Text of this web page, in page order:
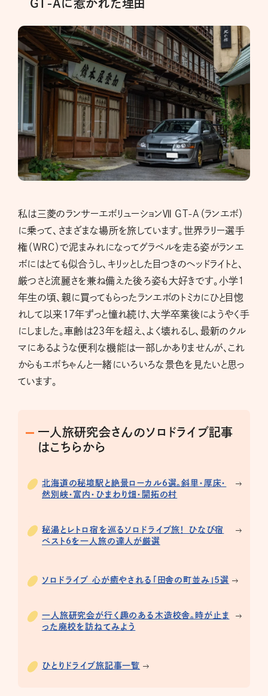
GT-Aに惹かれた理由
私は三菱のランサーエボリューションⅦ GT-A（ランエボ）
に乗って、さまざまな場所を旅しています。世界ラリー選手
権（WRC）で泥まみれになってグラベルを走る姿がランエ
ボにはとても似合うし、キリッとした目つきのヘッドライトと、
厳つさと流麗さを兼ね備えた後ろ姿も大好きです。小学1
年生の頃、親に買ってもらったランエボのトミカにひと目惚
れして以来17年ずっと憧れ続け、大学卒業後にようやく手
にしました。車齢は23年を超え、よく壊れるし、最新のクル
マにあるような便利な機能は一部しかありませんが、これ
からもエボちゃんと一緒にいろいろな景色を見たいと思っ
ています。
一人旅研究会さんのソロドライブ記事
はこちらから
北海道の秘境駅と絶景ローカル6選。斜里・厚床・
然別峡・富内・ひまわり畑・開拓の村
秘湯とレトロ宿を巡るソロドライブ旅！ ひなび宿
ベスト6を一人旅の達人が厳選
ソロドライブ 心が癒やされる「田舎の町並み」5選
一人旅研究会が行く趣のある木造校舎。時が止ま
った廃校を訪ねてみよう
ひとりドライブ旅記事一覧